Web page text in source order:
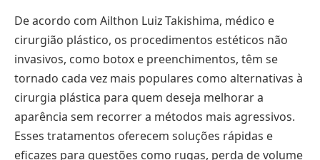
De acordo com Ailthon Luiz Takishima, médico e
cirurgião plástico, os procedimentos estéticos não
invasivos, como botox e preenchimentos, têm se
tornado cada vez mais populares como alternativas à
cirurgia plástica para quem deseja melhorar a
aparência sem recorrer a métodos mais agressivos.
Esses tratamentos oferecem soluções rápidas e
eficazes para questões como rugas, perda de volume